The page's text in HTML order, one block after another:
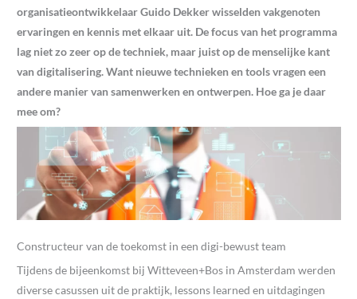
organisatieontwikkelaar Guido Dekker wisselden vakgenoten
ervaringen en kennis met elkaar uit. De focus van het programma
lag niet zo zeer op de techniek, maar juist op de menselijke kant
van digitalisering. Want nieuwe technieken en tools vragen een
andere manier van samenwerken en ontwerpen. Hoe ga je daar
mee om?
Constructeur van de toekomst in een digi-bewust team
Tijdens de bijeenkomst bij Witteveen+Bos in Amsterdam werden
diverse casussen uit de praktijk, lessons learned en uitdagingen